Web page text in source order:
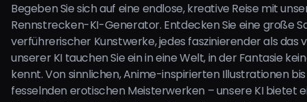
Begeben Sie sich auf eine endlose, kreative Reise mit
Rennstrecken-KI-Generator. Entdecken Sie eine große
verführerischer Kunstwerke, jedes faszinierender als das
unserer KI tauchen Sie ein in eine Welt, in der Fantasie
kennt. Von sinnlichen, Anime-inspirierten Illustrationen bis
fesselnden erotischen Meisterwerken – unsere KI bietet